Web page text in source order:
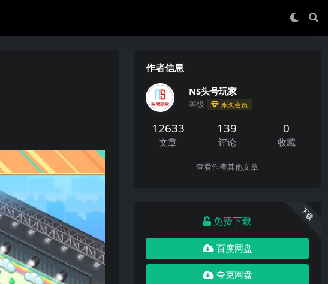
作者信息
NS头号玩家
等级 永久会员
12633
文章
139
评论
0
收藏
查看作者其他文章
下载
免费下载
百度网盘
夸克网盘